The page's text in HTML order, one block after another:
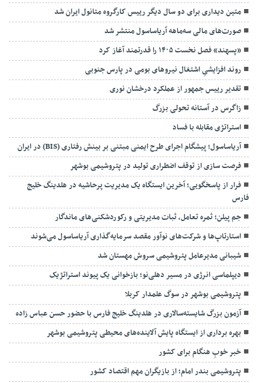
متین دیداری برای دو سال دیگر رییس کارگروه متانول ایران شد
صورت‌های مالی سه‌ماهه آریاساسول منتشر شد
«پسهند» فصل نخست ۱۴۰۵ را قدرتمند آغاز کرد
روند افزایشیِ اشتغال نیروهای بومی در پارس جنوبی
تقدیر رییس جمهور از عملکرد درخشان نوری
زاگرس در آستانه تحولی بزرگ
استراتژی مقابله با فساد
آریاساسول؛ پیشگام اجرای طرح ایمنی مبتنی بر بینش رفتاری (BIS) در ایران
فرصت سازی از توقف اضطراری تولید در پتروشیمی بوشهر
فرار از پاسخگویی؛ آخرین ایستگاه یک مدیریت پرحاشیه در هلدینگ خلیج
فارس
جم پیلن؛ ثمره تعامل، ثبات مدیریتی و رکوردشکنی‌های ماندگار
استارتاپ‌ها و شرکت‌های نوآور مقصد سرما‌یه‌گذاری آریاساسول می‌شوند
شیبانی مدیرعامل پتروشیمی سروش مهستان شد
دیپلماسی انرژی در مسیر دهلی‌نو؛ بازخوانی یک پیوند استراتژیک
پتروشیمی بوشهر در سوگ علمدار کربلا
آزمون بزرگ شایسته‌سالاری در هلدینگ خلیج فارس با حضور حسن عباس زاده
بهره برداری از ایستگاه پایش آلاینده‌های محیطی پتروشیمی بوشهر
خبر خوبِ هنگام برای کشور
پتروشیمی بندر امام؛ از بازیگران مهم اقتصاد کشور